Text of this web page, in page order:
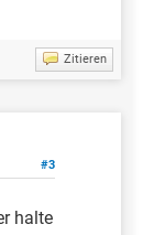
Zitieren
#3
halte